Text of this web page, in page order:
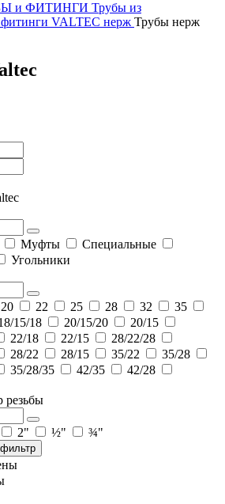
и ФИТИНГИ Трубы из
VALTEC нерж Трубы нерж
Муфты
Специальные
Угольники
20 22 25 28 32
35
15/18 20/15/20
20/15
22/18 22/15
28/22/28
28/22 28/15 35/22
35/28
35/28/35 42/35
42/28
резьбы
2" ½" ¾"